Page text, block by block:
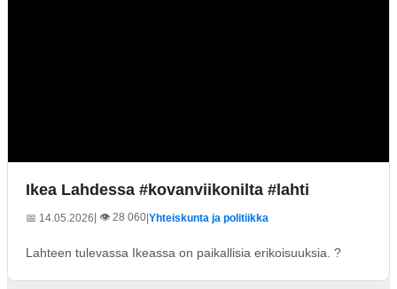
Ikea Lahdessa #kovanviikonilta #lahti
📅 14.05.2026| 👁️ 28 060 Yhteiskunta ja politiikka
Lahteen tulevassa Ikeassa on paikallisia erikoisuuksia. ?